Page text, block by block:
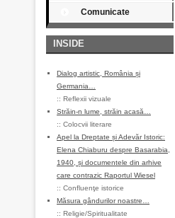
Comunicate
INSIDE
Dialog artistic, România și
Germania…
:: Reflexii vizuale
Străin-n lume, străin acasă…
:: Colocvii literare
Apel la Dreptate și Adevăr Istoric:
Elena Chiaburu despre Basarabia,
1940, și documentele din arhive
care contrazic Raportul Wiesel
:: Confluenţe istorice
Măsura gândurilor noastre…
:: Religie/Spiritualitate